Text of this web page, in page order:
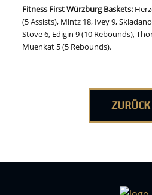
Fitness First Würzburg Baskets:
(5 Assists), Mintz 18, Ivey 9,
Stove 6, Edigin 9 (10 Rebounds),
Muenkat 5 (5 Rebounds).
ZURÜCK